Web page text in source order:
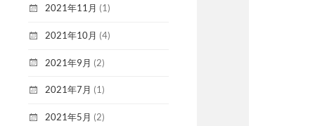
2021年11月 (1)
2021年10月 (4)
2021年9月 (2)
2021年7月 (1)
2021年5月 (2)